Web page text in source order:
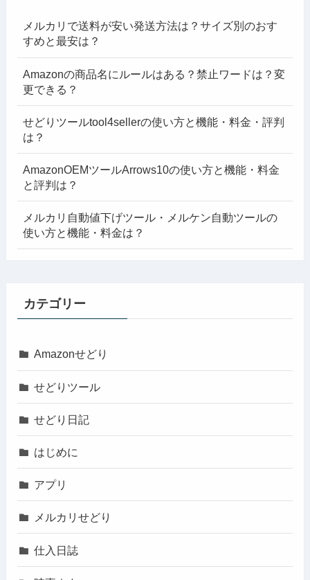
メルカリで送料が安い発送方法は？サイズ別のおす
すめと最安は？
Amazonの商品名にルールはある？禁止ワードは？変
更できる？
せどりツールtool4sellerの使い方と機能・料金・評判
は？
AmazonOEMツールArrows10の使い方と機能・料金
と評判は？
メルカリ自動値下げツール・メルケン自動ツールの
使い方と機能・料金は？
カテゴリー
Amazonせどり
せどりツール
せどり日記
はじめに
アプリ
メルカリせどり
仕入日誌